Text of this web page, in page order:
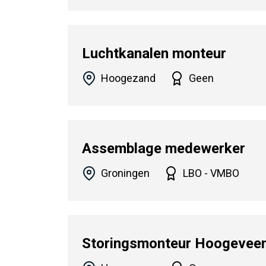
Luchtkanalen monteur
Hoogezand Geen
Assemblage medewerker
Groningen LBO - VMBO
Storingsmonteur